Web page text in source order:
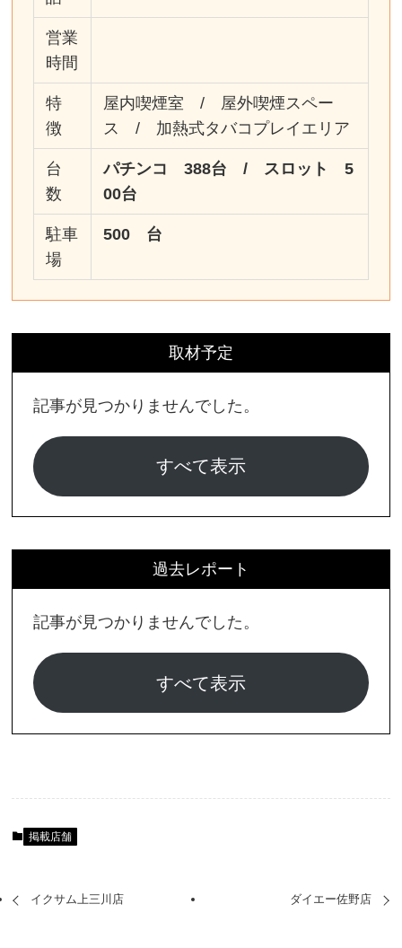
営業
時間
特
徴
屋内喫煙室 / 屋外喫煙スペー
ス / 加熱式タバコプレイエリア
台
数
パチンコ 388台 / スロット 5
00台
駐車
場
500 台
取材予定
記事が見つかりませんでした。
すべて表示
過去レポート
記事が見つかりませんでした。
すべて表示
掲載店舗
イクサム上三川店 ダイエー佐野店